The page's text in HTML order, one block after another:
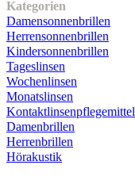
Kategorien
Damensonnenbrillen
Herrensonnenbrillen
Kindersonnenbrillen
Tageslinsen
Wochenlinsen
Monatslinsen
Kontaktlinsenpflegemittel
Damenbrillen
Herrenbrillen
Hörakustik